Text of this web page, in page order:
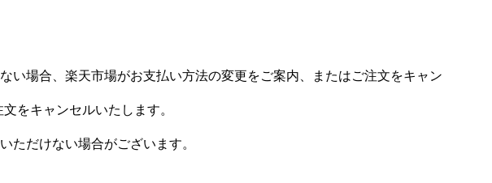
い場合、楽天市場がお支払い方法の変更をご案内、またはご注文をキャン
をキャンセルいたします。
ただけない場合がございます。